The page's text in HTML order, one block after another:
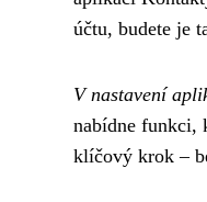
účtu, budete je
V nastavení
nabídne funkci,
klíčový krok –